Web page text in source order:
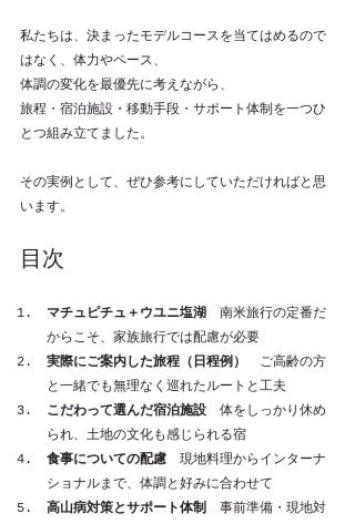
私たちは、決まったモデルコースを当てはめるので
はなく、体力やペース、
体調の変化を最優先に考えながら、
旅程・宿泊施設・移動手段・サポート体制を一つひ
とつ組み立てました。
その実例として、ぜひ参考にしていただければと思
います。
目次
マチュピチュ＋ウユニ塩湖 南米旅行の定番だ
からこそ、家族旅行では配慮が必要
実際にご案内した旅程（日程例）
ご高齢の方
と一緒でも無理なく巡れたルートと工夫
こだわって選んだ宿泊施設 体をしっかり休め
られ、土地の文化も感じられる宿
食事についての配慮 現地料理からインターナ
ショナルまで、体調と好みに合わせて
高山病対策とサポート体制 事前準備・現地対